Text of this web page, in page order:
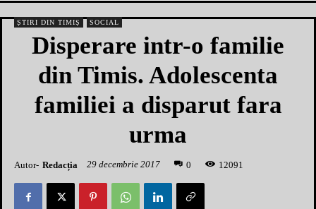
ȘTIRI DIN TIMIȘ SOCIAL
Disperare intr-o familie
din Timis. Adolescenta
familiei a disparut fara
urma
Autor- Redacția 29 decembrie 2017 0 1 2091